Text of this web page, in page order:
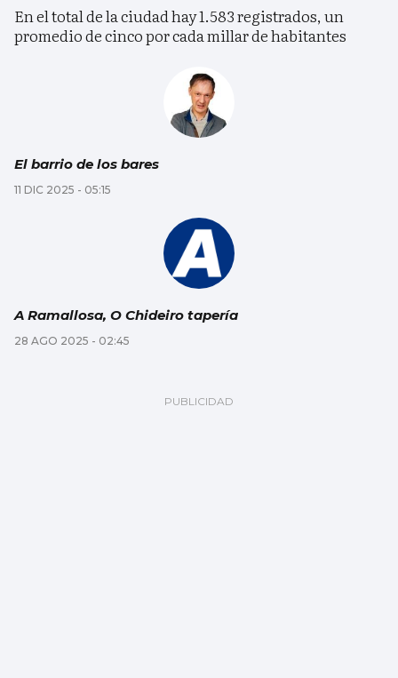
En el total de la ciudad hay 1.583 registrados, un
promedio de cinco por cada millar de habitantes
El barrio de los bares
11 DIC 2025 - 05:15
A Ramallosa, O Chideiro tapería
28 AGO 2025 - 02:45